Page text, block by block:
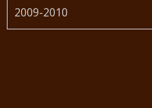
2009-2010